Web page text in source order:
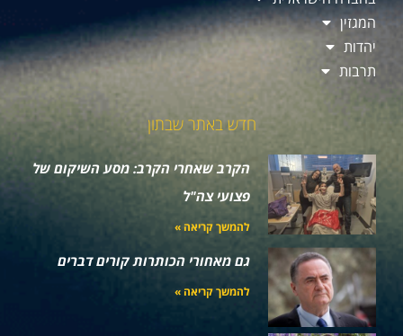
המגזין
יהדות
תרבות
חדש באתר שבתון
הקרב שאחרי הקרב: מסע השיקום של
פצועי צה"ל
להמשך קריאה »
גם מאחורי הכותרות קורים דברים
להמשך קריאה »